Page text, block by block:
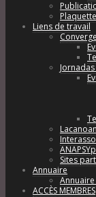
Liens de travail
Sites
Annuaire
ACCÈS MEMBRES